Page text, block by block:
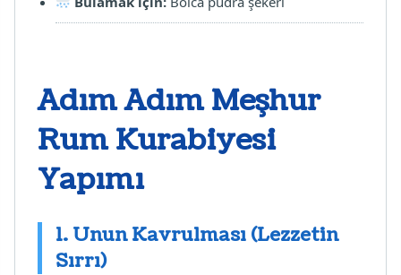
Adım Adım Meşhur
Rum Kurabiyesi
Yapımı
1. Unun Kavrulması (Lezzetin
Sırrı)